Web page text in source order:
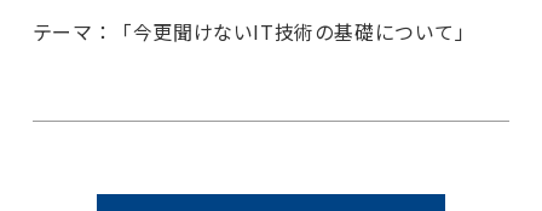
テーマ：「今更聞けないIT技術の基礎について」